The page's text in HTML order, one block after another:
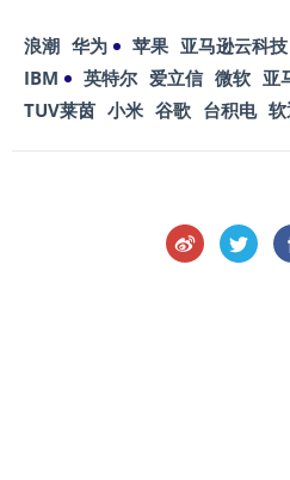
浪潮 华为 苹果 亚马逊云科技
IBM
英特尔 爱立信 微软 亚
TUV莱茵 小米 谷歌 台积电